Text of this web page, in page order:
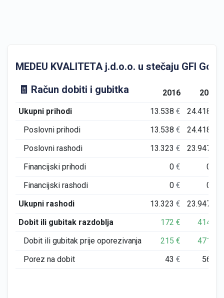
MEDEU KVALITETA j.d.o.o. u stečaju GFI
🧾 Račun dobiti i gubitka
2016
2017
Ukupni prihodi
13.538€ 24.418
Poslovni prihodi
13.538€ 24.418
Poslovni rashodi
13.323€ 23.947
Financijski prihodi
0€ 0
Financijski rashodi
0€ 0
Ukupni rashodi
13.323€ 23.947
Dobit ili gubitak razdoblja
172€ 414
Dobit ili gubitak prije oporezivanja
215€ 471
Porez na dobit
43€ 56